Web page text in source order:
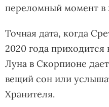
переломный момент
Точная дата, когда
2020 года приходится
Луна в Скорпионе
вещий сон или
Хранителя.